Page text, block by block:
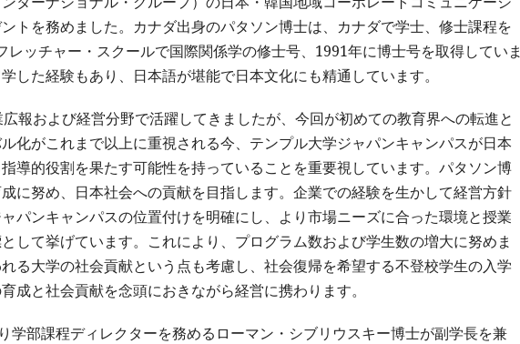
トを務めました。カナダ出身のパタソン博士は、カナダで学士、修士課程を
ッチャー・スクールで国際関係学の修士号、1991年に博士号を取得していま
した経験もあり、日本語が堪能で日本文化にも精通しています。
報および経営分野で活躍してきましたが、今回が初めての教育界への転進と
化がこれまで以上に重視される今、テンプル大学ジャパンキャンパスが日本
導的役割を果たす可能性を持っていることを重要視しています。パタソン博
に努め、日本社会への貢献を目指します。企業での経験を生かして経営方針
パンキャンパスの位置付けを明確にし、より市場ニーズに合った環境と授業
して挙げています。これにより、プログラム数および学生数の増大に努めま
る大学の社会貢献という点も考慮し、社会復帰を希望する不登校学生の入学
成と社会貢献を念頭におきながら経営に携わります。
学部課程ディレクターを務めるローマン・シブリウスキー博士が副学長を兼